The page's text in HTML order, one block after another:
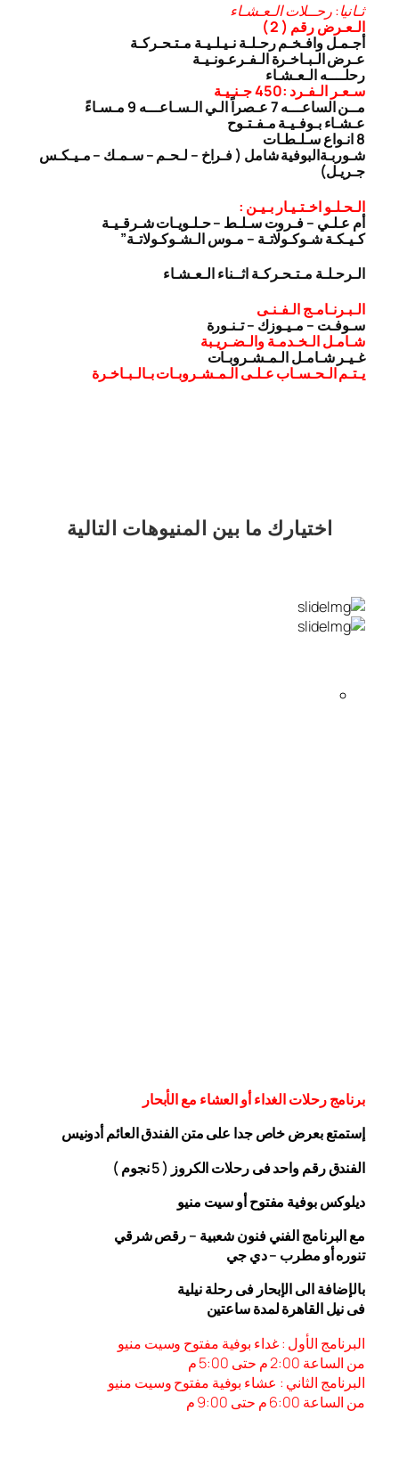
ثـانيا: رحــلات الـعـشـاء
الـعـرض رقم ( 2 )
أجـمـل وافـخـم رحـلـة نـيـلـيـة مـتـحـركـة
عـرض الـبـاخـرة الـفـرعـونـيـة
رحلــــه الـعـشـاء
سـعـر الـفـرد :450 جـنـيـة
مــن الساعـــه 7 عـصراً الـي الـسـاعـــه 9 مـسـاءً
عـشـاء بـوفـيـة مـفـتـوح
8 انـواع سـلـطـات
شـوربـةالبوفية شامل ( فـراخ – لـحـم – سـمـك – مـيـكـس
جـريـل)
الـحـلـو اخـتـيـار بـيـن :
أم عـلـي – فـروت سـلـط – حـلـويـات شـرقـيـة
كـيـكـة شـوكـولاتـة – مـوس الـشـوكـولاتـة”
الـرحـلـة مـتـحـركـة اثــناء الـعـشـاء
الـبـرنـامـج الـفـنـى
سـوفـت – مـيـوزك – تـنـورة
شـامـل الـخـدمـة والـضـريـبة
غـيـر شـامـل الـمـشـروبـات
يـتـم الـحـسـاب عـلـى الـمـشـروبـات بـالـبـاخـرة
اختيارك ما بين المنيوهات التالية
برنامج رحلات الغداء أو العشاء مع الأبحار
إستمتع بعرض خاص جدا على متن الفندقالعائم أدونيس
الفندق رقم واحد فى رحلات الكروز ( 5 نجوم )
ديلوكس بوفية مفتوح أو سيت منيو
مع البرنامج الفني فنون شعبية – رقص شرقي
تنوره أو مطرب – دي جي
بالإضافة الى الإبحار فى رحلة نيلية
فى نيل القاهرة لمدة ساعتين
البرنامج الأول : غداء بوفية مفتوح وسيت منيو
من الساعة 2:00 م حتى 5:00 م
البرنامج الثاني : عشاء بوفية مفتوح وسيت منيو
من الساعة 6:00
م حتى 9:00 م